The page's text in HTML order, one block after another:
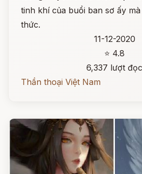
tinh khí của buổi ban sơ ấy
thức.
11-12-2020
⭐ 4.8
6,337 lượt đọc
Thần thoại Việt Nam